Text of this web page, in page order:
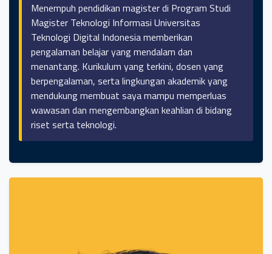
Menempuh pendidikan magister di Program Studi
Magister Teknologi Informasi Universitas
Teknologi Digital Indonesia memberikan
pengalaman belajar yang mendalam dan
menantang. Kurikulum yang terkini, dosen yang
berpengalaman, serta lingkungan akademik yang
mendukung membuat saya mampu memperluas
wawasan dan mengembangkan keahlian di bidang
riset serta teknologi.